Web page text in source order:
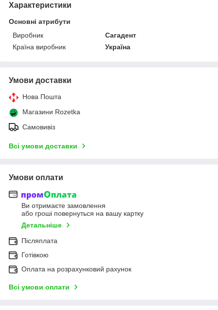
Характеристики
Основні атрибути
Виробник
Сагадент
Країна виробник
Україна
Умови доставки
Нова Пошта
Магазини Rozetka
Самовивіз
Всі умови доставки
Умови оплати
Ви отримаєте замовлення
або гроші повернуться на вашу картку
Детальніше
Післяплата
Готівкою
Оплата на розрахунковий рахунок
Всі умови оплати